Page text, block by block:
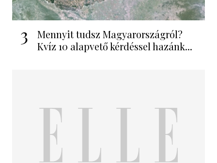
3
Mennyit tudsz Magyarországról?
Kvíz 10 alapvető kérdéssel hazánk...